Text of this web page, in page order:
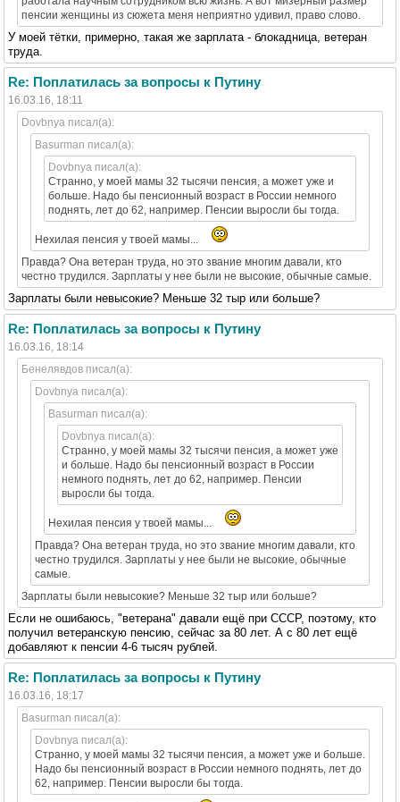
пенсии женщины из сюжета меня неприятно удивил, право слово.
У моей тётки, примерно, такая же зарплата - блокадница, ветеран
труда.
Re: Поплатилась за вопросы к Путину
16.03.16, 18:11
Dovbnya писал(а):
Basurman писал(а):
Dovbnya писал(а):
Странно, у моей мамы 32 тысячи пенсия, а может уже и
больше. Надо бы пенсионный возраст в России немного
поднять, лет до 62, например. Пенсии выросли бы тогда.
Нехилая пенсия у твоей мамы...
Правда? Она ветеран труда, но это звание многим давали, кто
честно трудился. Зарплаты у нее были не высокие, обычные самые.
Зарплаты были невысокие? Меньше 32 тыр или больше?
Re: Поплатилась за вопросы к Путину
16.03.16, 18:14
Бенелявдов писал(а):
Dovbnya писал(а):
Basurman писал(а):
Dovbnya писал(а):
Странно, у моей мамы 32 тысячи пенсия, а может уже
и больше. Надо бы пенсионный возраст в России
немного поднять, лет до 62, например. Пенсии
выросли бы тогда.
Нехилая пенсия у твоей мамы...
Правда? Она ветеран труда, но это звание многим давали, кто
честно трудился. Зарплаты у нее были не высокие, обычные
самые.
Зарплаты были невысокие? Меньше 32 тыр или больше?
Если не ошибаюсь, "ветерана" давали ещё при СССР, поэтому, кто
получил ветеранскую пенсию, сейчас за 80 лет. А с 80 лет ещё
добавляют к пенсии 4-6 тысяч рублей.
Re: Поплатилась за вопросы к Путину
16.03.16, 18:17
Basurman писал(а):
Dovbnya писал(а):
Странно, у моей мамы 32 тысячи пенсия, а может уже и больше.
Надо бы пенсионный возраст в России немного поднять, лет до
62, например. Пенсии выросли бы тогда.